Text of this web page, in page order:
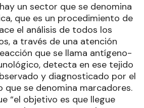
un sector que se denomina
que es un procedimiento de
el análisis de todos los
a través de una atención
que se llama antígeno-
detecta en ese tejido
y diagnosticado por el
se denomina marcadores.
“el objetivo es que llegue